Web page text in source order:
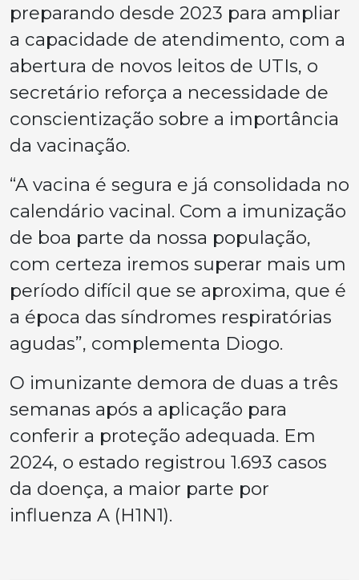
preparando desde 2023 para ampliar
a capacidade de atendimento, com a
abertura de novos leitos de UTIs, o
secretário reforça a necessidade de
conscientização sobre a importância
da vacinação.
“A vacina é segura e já consolidada no
calendário vacinal. Com a imunização
de boa parte da nossa população,
com certeza iremos superar mais um
período difícil que se aproxima, que é
a época das síndromes respiratórias
agudas”, complementa Diogo.
O imunizante demora de duas a três
semanas após a aplicação para
conferir a proteção adequada. Em
2024, o estado registrou 1.693 casos
da doença, a maior parte por
influenza A (H1N1).